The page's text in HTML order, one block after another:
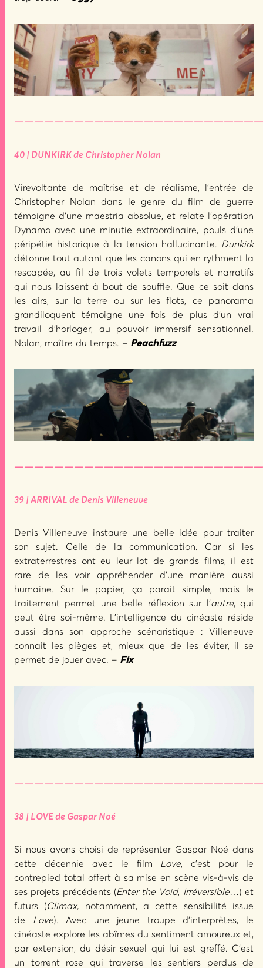
40 | DUNKIRK de Christopher Nolan
Virevoltante de maîtrise et de réalisme, l’entrée de
Christopher Nolan dans le genre du film de guerre
témoigne d’une maestria absolue, et relate l’opération
Dynamo avec une minutie extraordinaire, pouls d’une
péripétie historique à la tension hallucinante. Dunkirk
détonne tout autant que les canons qui en rythment la
rescapée, au fil de trois volets temporels et narratifs
qui nous laissent à bout de souffle. Que ce soit dans
les airs, sur la terre ou sur les flots, ce panorama
grandiloquent témoigne une fois de plus d’un vrai
travail d’horloger, au pouvoir immersif sensationnel.
Nolan, maître du temps. – Peachfuzz
39 | ARRIVAL de Denis Villeneuve
Denis Villeneuve instaure une belle idée pour traiter
son sujet. Celle de la communication. Car si les
extraterrestres ont eu leur lot de grands films, il est
rare de les voir appréhender d’une manière aussi
humaine. Sur le papier, ça parait simple, mais le
traitement permet une belle réflexion sur l’autre, qui
peut être soi-même. L’intelligence du cinéaste réside
aussi dans son approche scénaristique : Villeneuve
connait les pièges et, mieux que de les éviter, il se
permet de jouer avec. – Fix
38 | LOVE de Gaspar Noé
Si nous avons choisi de représenter Gaspar Noé dans
cette décennie avec le film Love, c’est pour le
contrepied total offert à sa mise en scène vis-à-vis de
ses projets précédents (Enter the Void, Irréversible…) et
futurs (Climax, notamment, a cette sensibilité issue
de Love). Avec une jeune troupe d’interprètes, le
cinéaste explore les abîmes du sentiment amoureux et,
par extension, du désir sexuel qui lui est greffé. C’est
un torrent rose qui traverse les sentiers perdus de